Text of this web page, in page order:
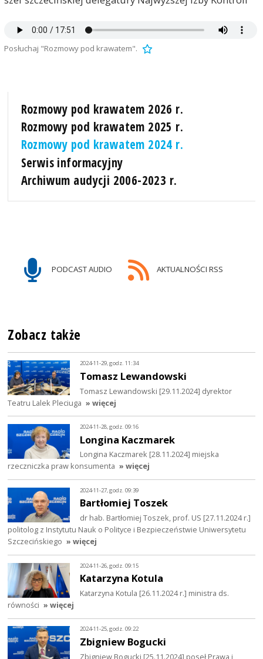
Posłuchaj "Rozmowy pod krawatem".
Rozmowy pod krawatem 2026 r.
Rozmowy pod krawatem 2025 r.
Rozmowy pod krawatem 2024 r.
Serwis informacyjny
Archiwum audycji 2006-2023 r.
PODCAST AUDIO AKTUALNOŚCI RSS
Zobacz także
2024-11-29, godz. 11:34
Tomasz Lewandowski
Tomasz Lewandowski [29.11.2024] dyrektor
Teatru Lalek Pleciuga » więcej
2024-11-28, godz. 09:16
Longina Kaczmarek
Longina Kaczmarek [28.11.2024] miejska
rzeczniczka praw konsumenta » więcej
2024-11-27, godz. 09:39
Bartłomiej Toszek
dr hab. Bartłomiej Toszek, prof. US [27.11.2024 r.]
politolog z Instytutu Nauk o Polityce i Bezpieczeństwie Uniwersytetu
Szczecińskiego » więcej
2024-11-26, godz. 09:15
Katarzyna Kotula
Katarzyna Kotula [26.11.2024 r.] ministra ds.
równości » więcej
2024-11-25, godz. 09:22
Zbigniew Bogucki
Zbigniew Bogucki [25.11.2024] poseł Prawa i